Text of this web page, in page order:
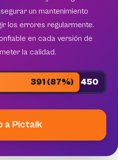
un mantenimiento
los errores regularmente.
en cada versión de
la calidad.
391 (87%) 450
a Pictalk